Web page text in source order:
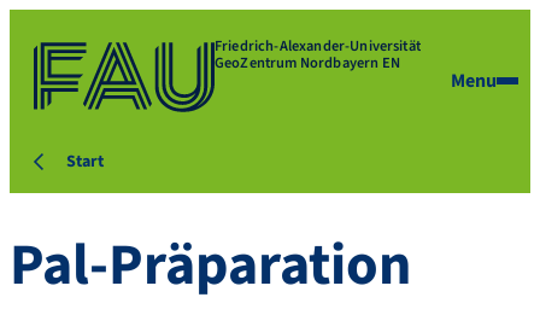
Friedrich-Alexander-Universität
GeoZentrum Nordbayern EN
Menu
Start
Pal-Präparation